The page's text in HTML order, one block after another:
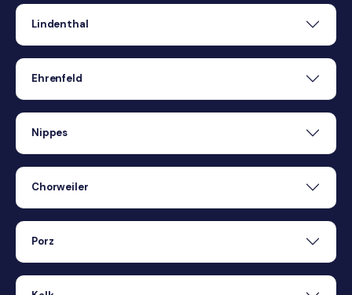
Lindenthal
Ehrenfeld
Nippes
Chorweiler
Porz